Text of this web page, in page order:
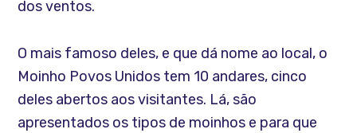
dos ventos.
O mais famoso deles, e que dá nome ao local, o
Moinho Povos Unidos tem 10 andares, cinco
deles abertos aos visitantes. Lá, são
apresentados os tipos de moinhos e para que